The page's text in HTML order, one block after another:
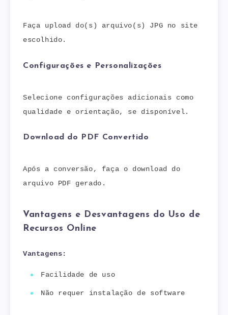
Faça upload do(s) arquivo(s) JPG no site
escolhido.
Configurações e Personalizações
Selecione configurações adicionais como
qualidade e orientação, se disponível.
Download do PDF Convertido
Após a conversão, faça o download do
arquivo PDF gerado.
Vantagens e Desvantagens do Uso de
Recursos Online
Vantagens:
Facilidade de uso
Não requer instalação de software